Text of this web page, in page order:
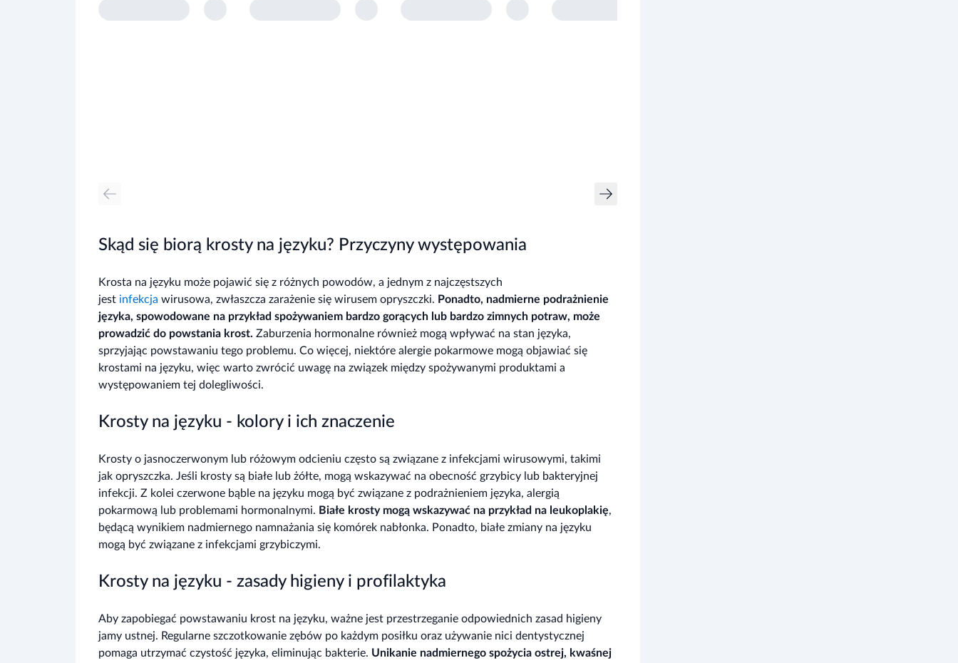
Skąd się biorą krosty na języku? Przyczyny występowania
Krosta na języku może pojawić się z różnych powodów, a jednym z najczęstszych
jest infekcja wirusowa, zwłaszcza zarażenie się wirusem opryszczki. Ponadto, nadmierne podrażnienie
języka, spowodowane na przykład spożywaniem bardzo gorących lub bardzo zimnych potraw, może
prowadzić do powstania krost. Zaburzenia hormonalne również mogą wpływać na stan języka,
sprzyjając powstawaniu tego problemu. Co więcej, niektóre alergie pokarmowe mogą objawiać się
krostami na języku, więc warto zwrócić uwagę na związek między spożywanymi produktami a
występowaniem tej dolegliwości.
Krosty na języku - kolory i ich znaczenie
Krosty o jasnoczerwonym lub różowym odcieniu często są związane z infekcjami wirusowymi, takimi
jak opryszczka. Jeśli krosty są białe lub żółte, mogą wskazywać na obecność grzybicy lub bakteryjnej
infekcji. Z kolei czerwone bąble na języku mogą być związane z podrażnieniem języka, alergią
pokarmową lub problemami hormonalnymi. Białe krosty mogą wskazywać na przykład na leukoplakię,
będącą wynikiem nadmiernego namnażania się komórek nabłonka. Ponadto, białe zmiany na języku
mogą być związane z infekcjami grzybiczymi.
Krosty na języku - zasady higieny i profilaktyka
Aby zapobiegać powstawaniu krost na języku, ważne jest przestrzeganie odpowiednich zasad higieny
jamy ustnej. Regularne szczotkowanie zębów po każdym posiłku oraz używanie nici dentystycznej
pomaga utrzymać czystość języka, eliminując bakterie. Unikanie nadmiernego spożycia ostrej, kwaśnej